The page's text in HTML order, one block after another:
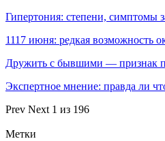
Гипертония: степени, симптомы
1117 июня: редкая возможность
Дружить с бывшими — признак
Экспертное мнение: правда ли
Prev Next 1 из 196
Метки